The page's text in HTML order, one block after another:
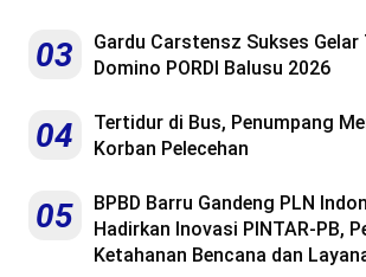
03
Gardu Carstensz Sukses Gelar
Domino PORDI Balusu 2026
04
Tertidur di Bus, Penumpang
Korban Pelecehan
05
BPBD Barru Gandeng PLN
Hadirkan Inovasi PINTAR-PB,
Ketahanan Bencana dan